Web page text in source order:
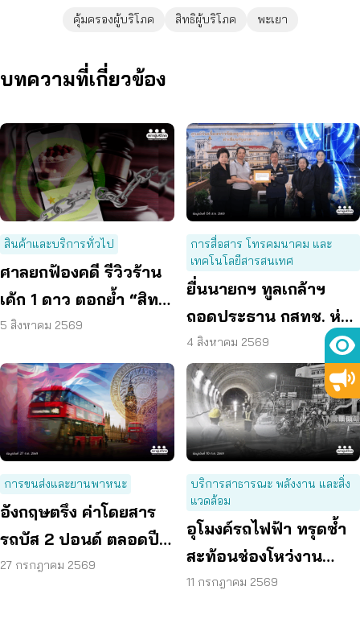
คุ้มครองผู้บริโภค สิทธิผู้บริโภค พะเยา
บทความที่เกี่ยวข้อง
สินค้าและบริการทั่วไป
ศาลยกฟ้องคดี รีวิวร้าน
เค้ก 1 ดาว ตอกย้ำ “สิทธิ
ผู้บริโภค” แสดงความคิด
5 สิงหาคม 2569
การสื่อสาร โทรคมนาคม และ
เทคโนโลยีสารสนเทศ
ยื่นนายกฯ ทูลเกล้าฯ
ถอดประธาน กสทช. ห่วง
คุ้มครองผู้บริโภคสะดุด
4 สิงหาคม 2569
การขนส่งและยานพาหนะ
อังกฤษตรึง ค่าโดยสาร
รถบัส 2 ปอนด์ ตลอดปี
70 ลดค่าครองชีพ
27 กรกฎาคม 2569
บริการสาธารณะ พลังงาน และสิ่ง
แวดล้อม
อุโมงค์รถไฟฟ้า ทรุดซ้ำ
สะท้อนช่องโหว่งาน
ก่อสร้าง จี้ตรวจ
11 กรกฎาคม 2569